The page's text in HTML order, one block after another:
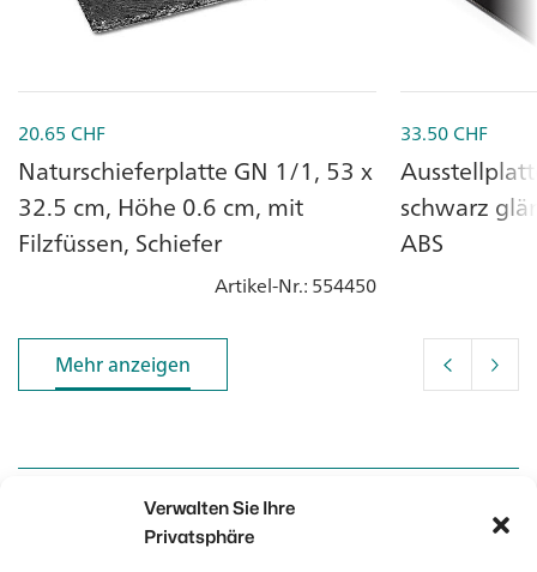
Verwalten Sie Ihre
Privatsphäre
20.65 CHF
Naturschieferplatte GN 1/1, 53 x
32.5 cm, Höhe 0.6 cm, mit
Filzfüssen, Schiefer
Artikel-Nr.: 554450
33.50CHF
schwarz
ABS
Mehr anzeigen
Mehr anzeigen
Kontakt
Kontakt